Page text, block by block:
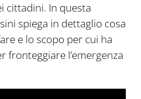
cittadini. In questa
spiega in dettaglio cosa
e lo scopo per cui ha
fronteggiare l’emergenza